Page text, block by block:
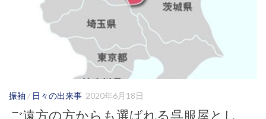
振袖 / 日々の出来事 2020年6月18日
ご遠方の方からも選ばれる呉服屋とし